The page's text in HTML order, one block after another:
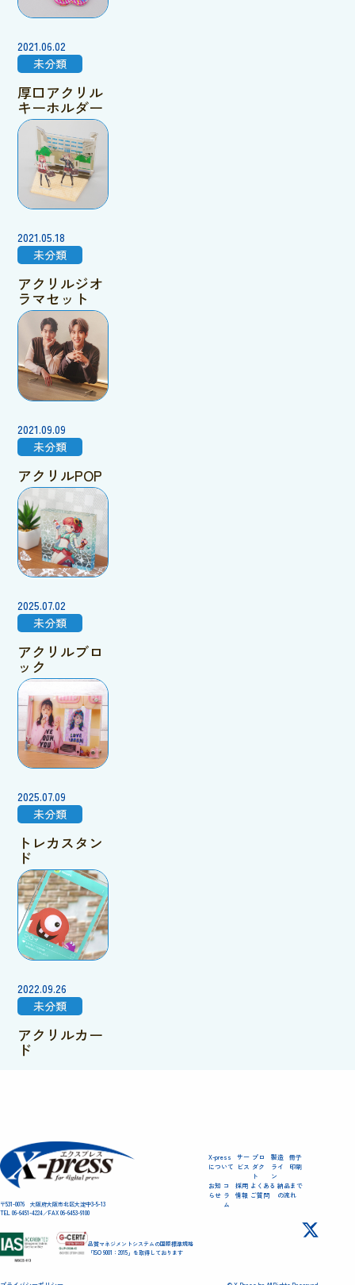
2021.06.02
未分類
厚口アクリル
キーホルダー
2021.05.18
未分類
アクリルジオ
ラマセット
2021.09.09
未分類
アクリルPOP
2025.07.02
未分類
アクリルブロ
ック
2025.07.09
未分類
トレカスタン
ド
2022.09.26
未分類
アクリルカー
ド
〒531-0076 大阪府大阪市北区大淀中3-5-13
TEL 06-6451-4224／FAX 06-6453-9100
品質マネジメントシステムの国際標準規格
「ISO 9001：2015」を取得しております
X-press
について
サー
ビス
プロ
ダク
ト
製造
ライ
ン
冊子
印刷
お知
らせ
コ
ラ
ム
採用
情報
よくある
ご質問
納品まで
の流れ